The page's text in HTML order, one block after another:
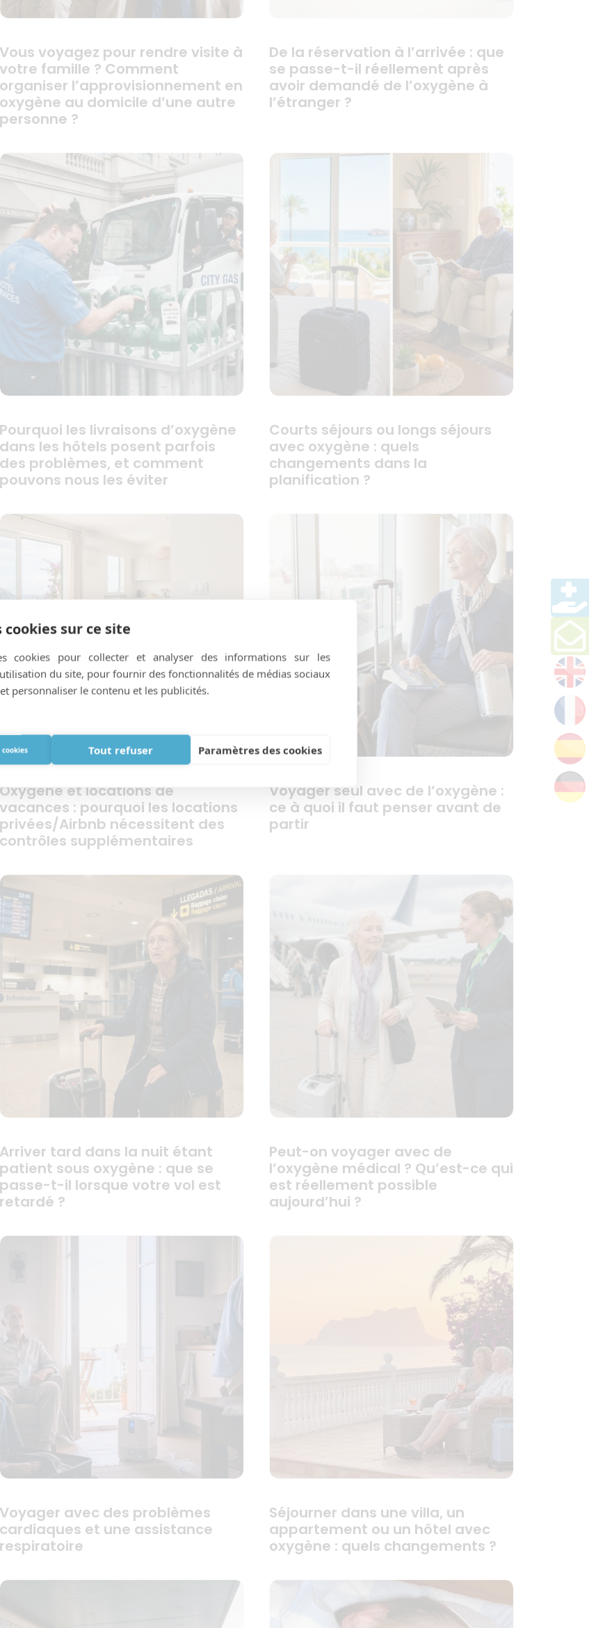
Vous voyagez pour rendre visite à
votre famille ? Comment
organiser l’approvisionnement en
oxygène au domicile d’une autre
personne ?
De la réservation à l’arrivée : que
se passe-t-il réellement après
avoir demandé de l’oxygène à
l’étranger ?
Pourquoi les livraisons d’oxygène
dans les hôtels posent parfois
des problèmes, et comment
pouvons nous les éviter
Courts séjours ou longs séjours
avec oxygène : quels
changements dans la
planification ?
Oxygène et locations de
vacances : pourquoi les locations
privées/Airbnb nécessitent des
contrôles supplémentaires
Voyager seul avec de l’oxygène :
ce à quoi il faut penser avant de
partir
Arriver tard dans la nuit étant
patient sous oxygène : que se
passe-t-il lorsque votre vol est
retardé ?
Peut-on voyager avec de
l’oxygène médical ? Qu’est-ce qui
est réellement possible
aujourd’hui ?
Voyager avec des problèmes
cardiaques et une assistance
respiratoire
Séjourner dans une villa, un
appartement ou un hôtel avec
oxygène : quels changements ?
cookies sur ce site
cookies pour collecter et analyser des informations sur les
du site, pour fournir des fonctionnalités de médias sociaux
personnaliser le contenu et les publicités.
Tout refuser Paramètres des cookies